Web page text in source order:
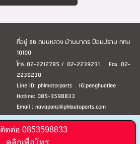
ที่อยู่ 86 ถนนหลวง บ้านบาตร ป้อมปราบ กทม
10100
โทร 02-2212785 / 02-2239231 Fax 02-
2239230
Line ID: phlmotorparts IG:penghuatlee
Hotline: 085-3598833
Email : navapans@phlautoparts.com
ติดต่อ0853598833